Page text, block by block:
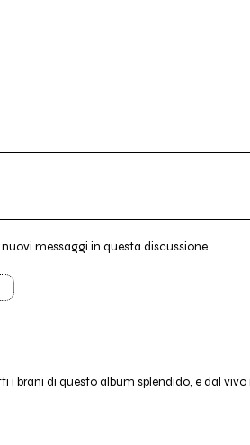
messaggi in questa discussione
brani di questo album splendido, e dal